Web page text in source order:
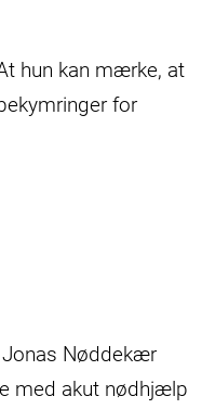
hun kan mærke, at
for
Jonas Nøddekær
med akut nødhjælp